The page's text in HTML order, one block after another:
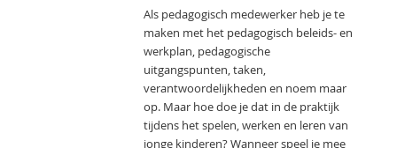
Als pedagogisch medewerker heb je te
maken met het pedagogisch beleids- en
werkplan, pedagogische
uitgangspunten, taken,
verantwoordelijkheden en noem maar
op. Maar hoe doe je dat in de praktijk
tijdens het spelen, werken en leren van
jonge kinderen? Wanneer speel je mee